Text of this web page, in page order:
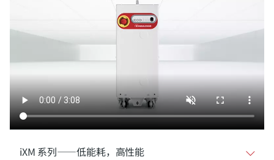
iXM 系列——低能耗，高性能